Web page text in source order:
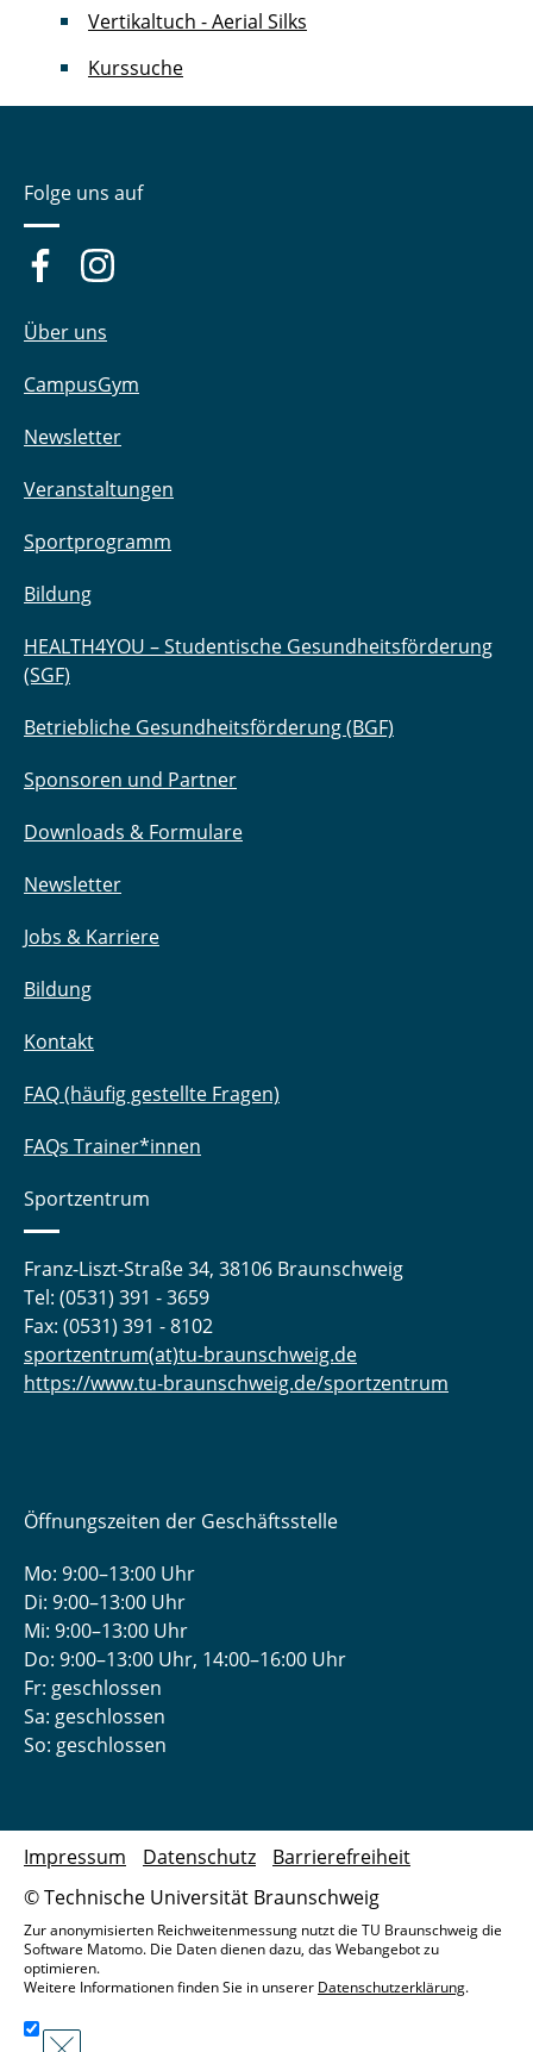
Vertikaltuch - Aerial Silks
Kurssuche
Folge uns auf
Über uns
CampusGym
Newsletter
Veranstaltungen
Sportprogramm
Bildung
HEALTH4YOU – Studentische Gesundheitsförderung
(SGF)
Betriebliche Gesundheitsförderung (BGF)
Sponsoren und Partner
Downloads & Formulare
Newsletter
Jobs & Karriere
Bildung
Kontakt
FAQ (häufig gestellte Fragen)
FAQs Trainer*innen
Sportzentrum
Franz-Liszt-Straße 34, 38106 Braunschweig
Tel: (0531) 391 - 3659
Fax: (0531) 391 - 8102
sportzentrum(at)tu-braunschweig.de
https://www.tu-braunschweig.de/sportzentrum
Öffnungszeiten der Geschäftsstelle
Mo: 9:00–13:00 Uhr
Di: 9:00–13:00 Uhr
Mi: 9:00–13:00 Uhr
Do: 9:00­–13:00 Uhr, 14:00­–16:00 Uhr
Fr: geschlossen
Sa: geschlossen
So: geschlossen
© Technische Universität Braunschweig
Impressum Datenschutz Barrierefreiheit
Zur anonymisierten Reichweitenmessung nutzt die TU Braunschweig die
Software Matomo. Die Daten dienen dazu, das Webangebot zu
optimieren.
Weitere Informationen finden Sie in unserer Datenschutzerklärung.